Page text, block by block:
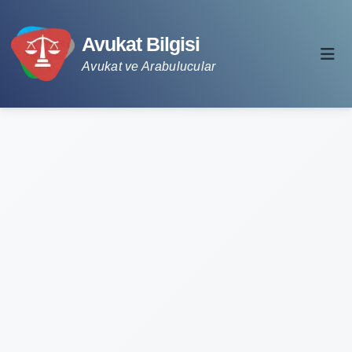
Avukat Bilgisi
Avukat ve Arabulucular